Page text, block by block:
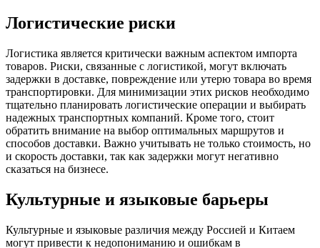
Логистические риски
Логистика является критически важным аспектом импорта
товаров. Риски, связанные с логистикой, могут включать
задержки в доставке, повреждение или утерю товара во время
транспортировки. Для минимизации этих рисков необходимо
тщательно планировать логистические операции и выбирать
надежных транспортных компаний. Кроме того, стоит
обратить внимание на выбор оптимальных маршрутов и
способов доставки. Важно учитывать не только стоимость, но
и скорость доставки, так как задержки могут негативно
сказаться на бизнесе.
Культурные и языковые барьеры
Культурные и языковые различия между Россией и Китаем
могут привести к недопониманию и ошибкам в